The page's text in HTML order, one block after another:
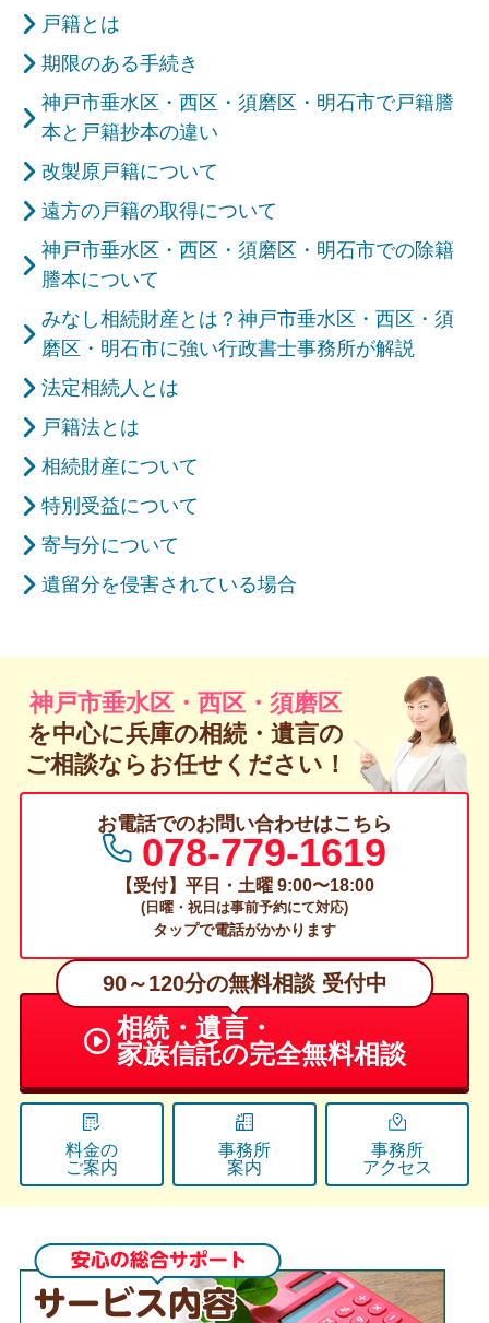
戸籍とは
期限のある手続き
神戸市垂水区・西区・須磨区・明石市で戸籍謄
本と戸籍抄本の違い
改製原戸籍について
遠方の戸籍の取得について
神戸市垂水区・西区・須磨区・明石市での除籍
謄本について
みなし相続財産とは？神戸市垂水区・西区・須
磨区・明石市に強い行政書士事務所が解説
法定相続人とは
戸籍法とは
相続財産について
特別受益について
寄与分について
遺留分を侵害されている場合
神戸市垂水区・西区・須磨区
を中心に兵庫の相続・遺言の
ご相談ならお任せください！
お電話でのお問い合わせはこちら
078-779-1619
【受付】平日・土曜 9:00〜18:00
(日曜・祝日は事前予約にて対応)
タップで電話がかかります
90～120分の無料相談 受付中
相続・遺言・
家族信託の完全無料相談
料金の
ご案内
事務所
案内
事務所
アクセス